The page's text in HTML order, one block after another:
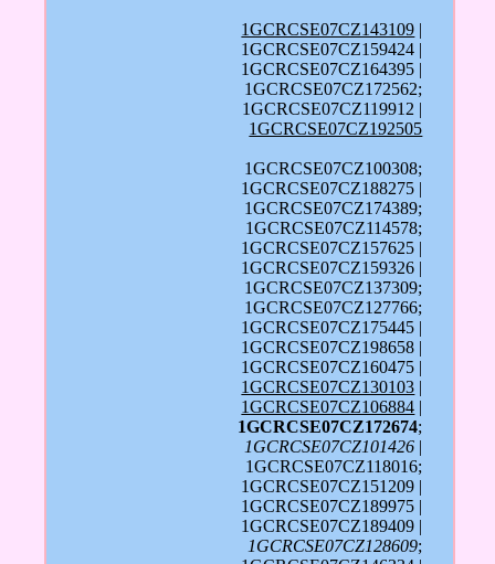
1GCRCSE07CZ143109 |
1GCRCSE07CZ159424 |
1GCRCSE07CZ164395 |
1GCRCSE07CZ172562;
1GCRCSE07CZ119912 |
1GCRCSE07CZ192505
1GCRCSE07CZ100308;
1GCRCSE07CZ188275 |
1GCRCSE07CZ174389;
1GCRCSE07CZ114578;
1GCRCSE07CZ157625 |
1GCRCSE07CZ159326 |
1GCRCSE07CZ137309;
1GCRCSE07CZ127766;
1GCRCSE07CZ175445 |
1GCRCSE07CZ198658 |
1GCRCSE07CZ160475 |
1GCRCSE07CZ130103 |
1GCRCSE07CZ106884 |
1GCRCSE07CZ172674;
1GCRCSE07CZ101426 |
1GCRCSE07CZ118016;
1GCRCSE07CZ151209 |
1GCRCSE07CZ189975 |
1GCRCSE07CZ189409 |
1GCRCSE07CZ128609;